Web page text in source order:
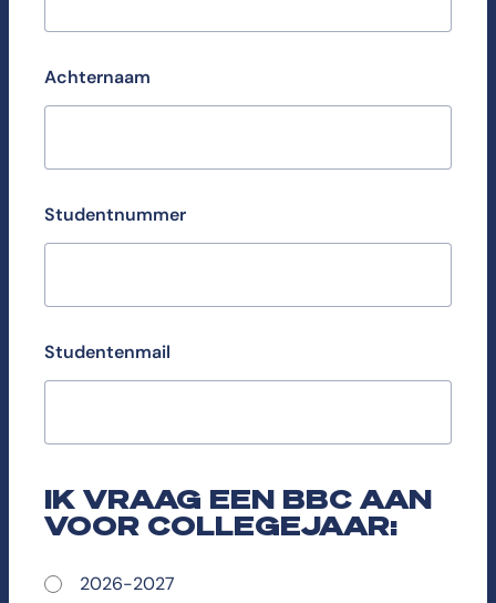
Achternaam
Studentnummer
Studentenmail
IK VRAAG EEN BBC AAN
VOOR COLLEGEJAAR:
2026-2027